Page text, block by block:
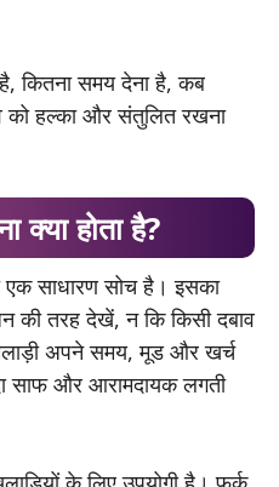
कितना समय देना है, कब
हल्का और संतुलित रखना
क्या होता है?
साधारण सोच है। इसका
की तरह देखें, न कि किसी दबाव
अपने समय, मूड और खर्च
साफ और आरामदायक लगती